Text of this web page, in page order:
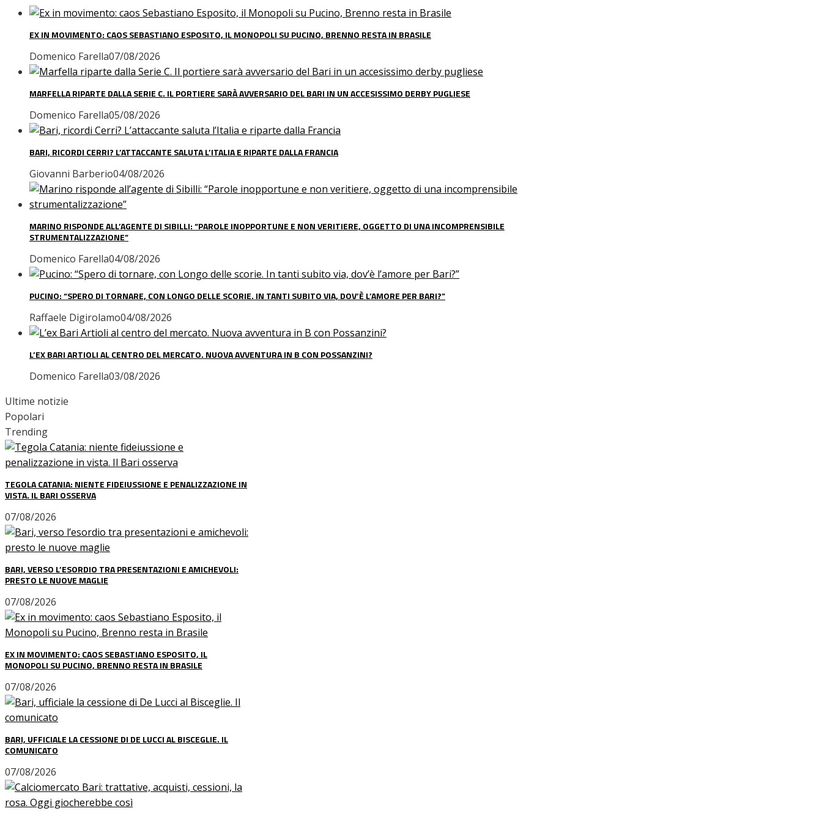
EX IN MOVIMENTO: CAOS SEBASTIANO ESPOSITO, IL MONOPOLI SU PUCINO, BRENNO RESTA IN BRASILE
Domenico Farella07/08/2026
MARFELLA RIPARTE DALLA SERIE C. IL PORTIERE SARÀ AVVERSARIO DEL BARI IN UN ACCESISSIMO DERBY PUGLIESE
Domenico Farella05/08/2026
BARI, RICORDI CERRI? L’ATTACCANTE SALUTA L’ITALIA E RIPARTE DALLA FRANCIA
Giovanni Barberio04/08/2026
MARINO RISPONDE ALL’AGENTE DI SIBILLI: “PAROLE INOPPORTUNE E NON VERITIERE, OGGETTO DI UNA INCOMPRENSIBILE
STRUMENTALIZZAZIONE”
Domenico Farella04/08/2026
PUCINO: “SPERO DI TORNARE, CON LONGO DELLE SCORIE. IN TANTI SUBITO VIA, DOV’È L’AMORE PER BARI?”
Raffaele Digirolamo04/08/2026
L’EX BARI ARTIOLI AL CENTRO DEL MERCATO. NUOVA AVVENTURA IN B CON POSSANZINI?
Domenico Farella03/08/2026
Ultime notizie
Popolari
Trending
TEGOLA CATANIA: NIENTE FIDEIUSSIONE E PENALIZZAZIONE IN
VISTA. IL BARI OSSERVA
07/08/2026
BARI, VERSO L’ESORDIO TRA PRESENTAZIONI E AMICHEVOLI:
PRESTO LE NUOVE MAGLIE
07/08/2026
EX IN MOVIMENTO: CAOS SEBASTIANO ESPOSITO, IL
MONOPOLI SU PUCINO, BRENNO RESTA IN BRASILE
07/08/2026
BARI, UFFICIALE LA CESSIONE DI DE LUCCI AL BISCEGLIE. IL
COMUNICATO
07/08/2026